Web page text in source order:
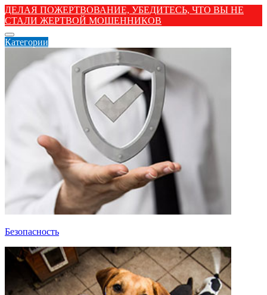
ДЕЛАЯ ПОЖЕРТВОВАНИЕ, УБЕДИТЕСЬ, ЧТО ВЫ НЕ
СТАЛИ ЖЕРТВОЙ МОШЕННИКОВ
Категории
Безопасность